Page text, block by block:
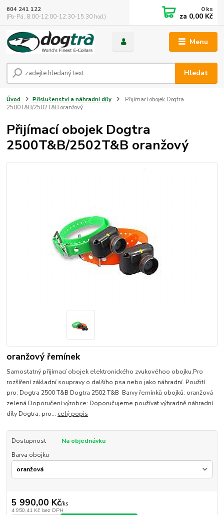
Menu
Hledat
604 241 122
(Po-Pá, 8:00-12:00-12:30-15:30 hod.)
0ks
za 0,00 Kč
Úvod Příslušenství a náhradní díly
Přijímací obojek Dogtra
2500T&B/2502T&B oranžový
Přijímací obojek Dogtra
2500T&B/2502T&B oranžový
oranžový řemínek
Samostatný přijímací obojek elektronického zvukovéhoo obojku.Pro
rozšíření základní soupravy o dalšího psa nebo jako náhradní. Použití
pro: Dogtra 2500 T&B Dogtra 2502 T&B Barvy řemínků obojků: oranžová
zelená Doporučení výrobce: Doporučujeme používat výhradně náhradní
díly Dogtra, pro... celý popis
Dostupnost
Na objednávku
Barva obojku
5 990,00 Kč/ks
4 950,41 Kč bez DPH